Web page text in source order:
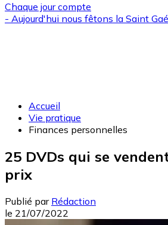
Chaque jour compte
- Aujourd'hui nous fêtons la Saint
Accueil
Vie pratique
Finances personnelles
25 DVDs qui se
prix
Publié par Rédaction
le 21/07/2022